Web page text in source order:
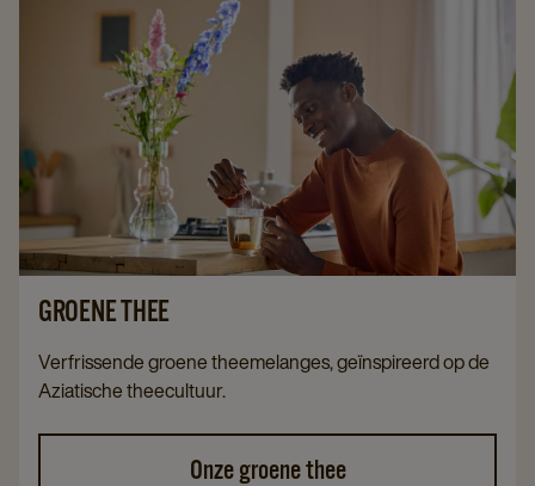
GROENE THEE
Verfrissende groene theemelanges, geïnspireerd op de
Aziatische theecultuur.
Onze groene thee